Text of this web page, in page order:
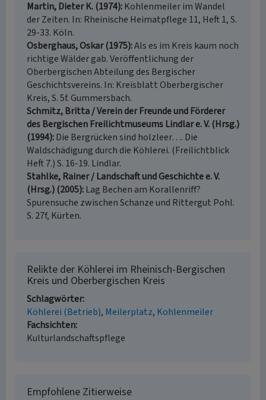
Martin, Dieter K. (1974) Kohlenmeiler im Wandel
der Zeiten. In: Rheinische Heimatpflege 11, Heft 1, S.
29-33. Köln.
Osberghaus, Oskar (1975) Als es im Kreis kaum noch
richtige Wälder gab. Veröffentlichung der
Oberbergischen Abteilung des Bergischer
Geschichtsvereins. In: Kreisblatt Oberbergischer
Kreis, S. 5f. Gummersbach.
Schmitz, Britta / Verein der Freunde und Förderer
des Bergischen Freilichtmuseums Lindlar e. V. (Hrsg.)
(1994) Die Bergrücken sind holzleer…. Die
Waldschädigung durch die Köhlerei. (Freilichtblick
Heft 7.) S. 16-19. Lindlar.
Stahlke, Rainer / Landschaft und Geschichte e. V.
(Hrsg.) (2005) Lag Bechen am Korallenriff?
Spurensuche zwischen Schanze und Rittergut Pohl.
S. 27f, Kürten.
Relikte der Köhlerei im Rheinisch-Bergischen
Kreis und Oberbergischen Kreis
Schlagwörter
Köhlerei (Betrieb) Meilerplatz Kohlenmeiler
Fachsichten
Kulturlandschaftspflege
Empfohlene Zitierweise